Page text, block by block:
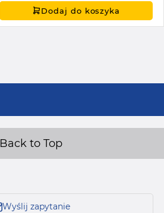
Dodaj do koszyka
Back to Top
Wyślij zapytanie